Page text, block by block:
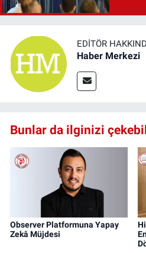
EDITÖR
Haber Merkezi
Bunlar da ilginizi
Observer Platformuna Yapay
Zekâ Müjdesi